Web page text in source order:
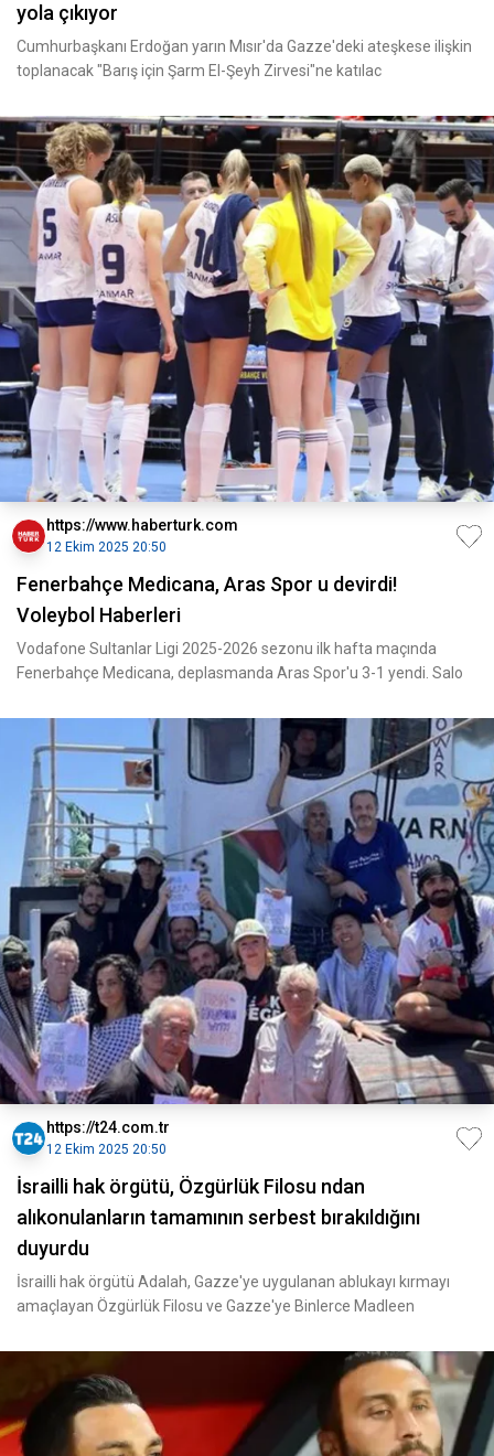
yola çıkıyor
Cumhurbaşkanı Erdoğan yarın Mısır'da Gazze'deki ateşkese ilişkin
toplanacak "Barış için Şarm El-Şeyh Zirvesi"ne katılac
https://www.haberturk.com
12 Ekim 2025 20:50
Fenerbahçe Medicana, Aras Spor u devirdi!
Voleybol Haberleri
Vodafone Sultanlar Ligi 2025-2026 sezonu ilk hafta maçında
Fenerbahçe Medicana, deplasmanda Aras Spor'u 3-1 yendi. Salo
https://t24.com.tr
12 Ekim 2025 20:50
İsrailli hak örgütü, Özgürlük Filosu ndan
alıkonulanların tamamının serbest bırakıldığını
duyurdu
İsrailli hak örgütü Adalah, Gazze'ye uygulanan ablukayı kırmayı
amaçlayan Özgürlük Filosu ve Gazze'ye Binlerce Madleen